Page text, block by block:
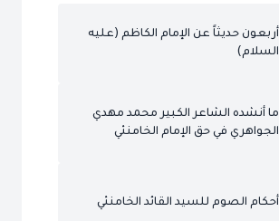
أربعون حديثاً عن الإمام الكاظم (عليه
السلام)
ما أنشده الشاعر الكبير محمد مهدي
الجواهري في حق الإمام الخامنئي
أحكام الصوم للسيد القائد الخامنئي